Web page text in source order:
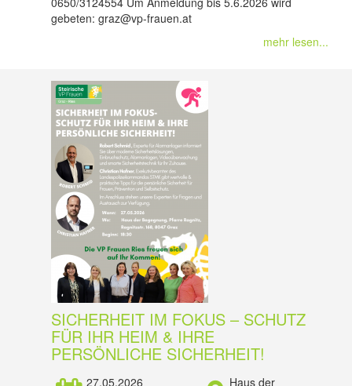
gebeten: graz@vp-frauen.at
mehr lesen...
SICHERHEIT IM FOKUS – SCHUTZ
FÜR IHR HEIM & IHRE
PERSÖNLICHE SICHERHEIT!
27.05.2026
Haus der